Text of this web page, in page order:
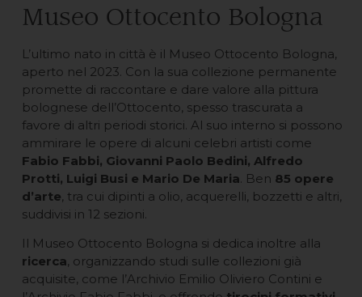
Museo Ottocento Bologna
L’ultimo nato in città è il Museo Ottocento Bologna,
aperto nel 2023. Con la sua collezione permanente
promette di raccontare e dare valore alla pittura
bolognese dell’Ottocento, spesso trascurata a
favore di altri periodi storici. Al suo interno si possono
ammirare le opere di alcuni celebri artisti come
Fabio Fabbi, Giovanni Paolo Bedini, Alfredo
Protti, Luigi Busi e Mario De Maria. Ben 85 opere
d’arte, tra cui dipinti a olio, acquerelli, bozzetti e altri,
suddivisi in 12 sezioni.
Il Museo Ottocento Bologna si dedica inoltre alla
ricerca, organizzando studi sulle collezioni già
acquisite, come l’Archivio Emilio Oliviero Contini e